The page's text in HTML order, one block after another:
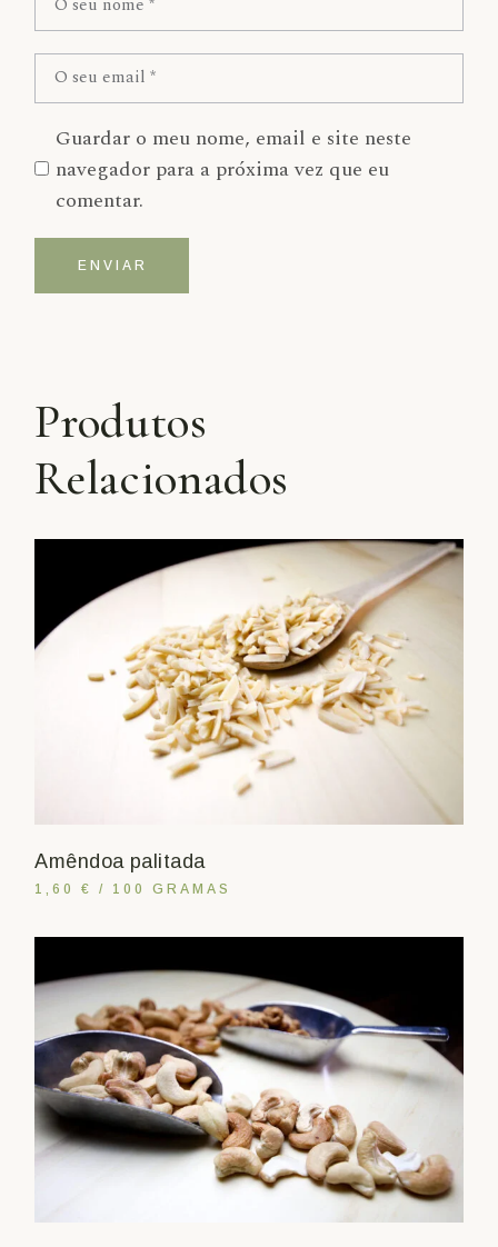
Guardar o meu nome, email e site neste
navegador para a próxima vez que eu
comentar.
ENVIAR
Produtos
Relacionados
Amêndoa palitada
1,60 € / 100 GRAMAS